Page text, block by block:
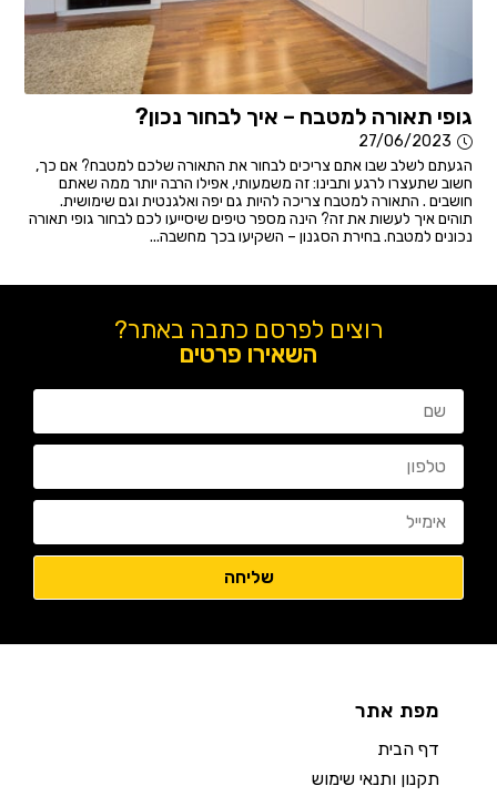
גופי תאורה למטבח – איך לבחור נכון?
27/06/2023
הגעתם לשלב שבו אתם צריכים לבחור את התאורה שלכם למטבח? אם כך,
חשוב שתעצרו לרגע ותבינו: זה משמעותי, אפילו הרבה יותר ממה שאתם
חושבים . התאורה למטבח צריכה להיות גם יפה ואלגנטית וגם שימושית.
תוהים איך לעשות את זה? הינה מספר טיפים שיסייעו לכם לבחור גופי תאורה
נכונים למטבח. בחירת הסגנון – השקיעו בכך מחשבה...
רוצים לפרסם כתבה באתר?
השאירו פרטים
מפת אתר
דף הבית
תקנון ותנאי שימוש